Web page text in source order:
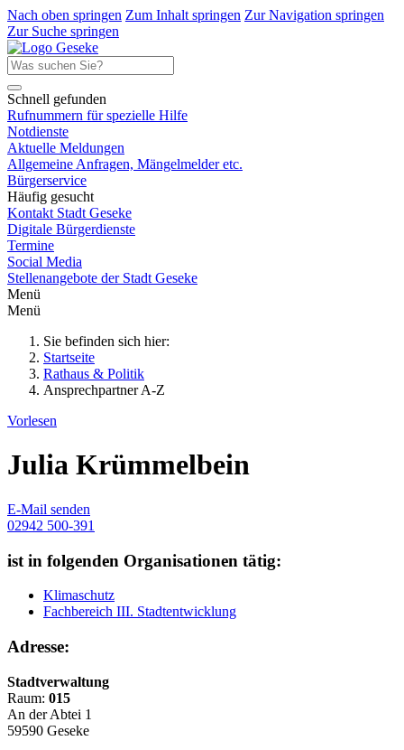
Nach oben springen Zum Inhalt springen Zur Navigation springen
Zur Suche springen
Schnell gefunden
Rufnummern für spezielle Hilfe
Notdienste
Aktuelle Meldungen
Allgemeine Anfragen, Mängelmelder etc.
Bürgerservice
Häufig gesucht
Kontakt Stadt Geseke
Digitale Bürgerdienste
Termine
Social Media
Stellenangebote der Stadt Geseke
Menü
Menü
Sie befinden sich hier:
Startseite
Rathaus & Politik
Ansprechpartner A-Z
Vorlesen
Julia Krümmelbein
E-Mail senden
02942 500-391
ist in folgenden Organisationen tätig:
Klimaschutz
Fachbereich III. Stadtentwicklung
Adresse:
Stadtverwaltung
Raum: 015
An der Abtei 1
59590 Geseke